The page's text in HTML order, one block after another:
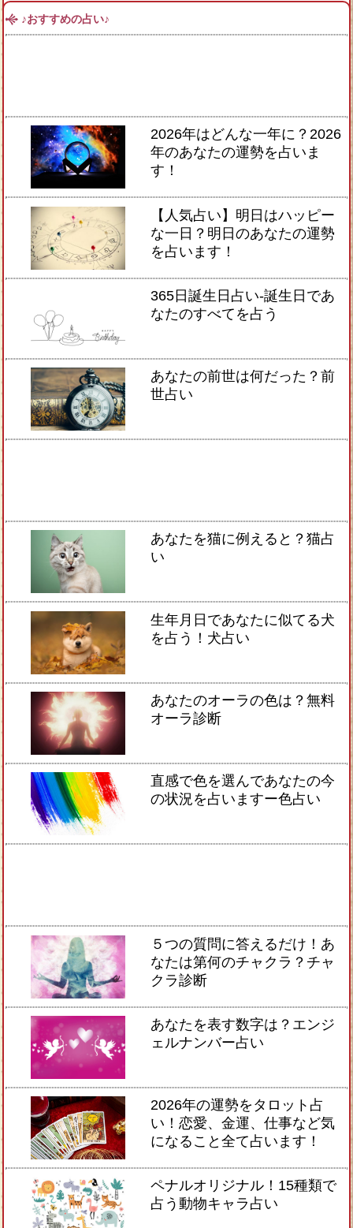
♪おすすめの占い♪
2026年はどんな一年に？2026
年のあなたの運勢を占いま
す！
【人気占い】明日はハッピー
な一日？明日のあなたの運勢
を占います！
365日誕生日占い-誕生日であ
なたのすべてを占う
あなたの前世は何だった？前
世占い
あなたを猫に例えると？猫占
い
生年月日であなたに似てる犬
を占う！犬占い
あなたのオーラの色は？無料
オーラ診断
直感で色を選んであなたの今
の状況を占いますー色占い
５つの質問に答えるだけ！あ
なたは第何のチャクラ？チャ
クラ診断
あなたを表す数字は？エンジ
ェルナンバー占い
2026年の運勢をタロット占
い！恋愛、金運、仕事など気
になること全て占います！
ペナルオリジナル！15種類で
占う動物キャラ占い